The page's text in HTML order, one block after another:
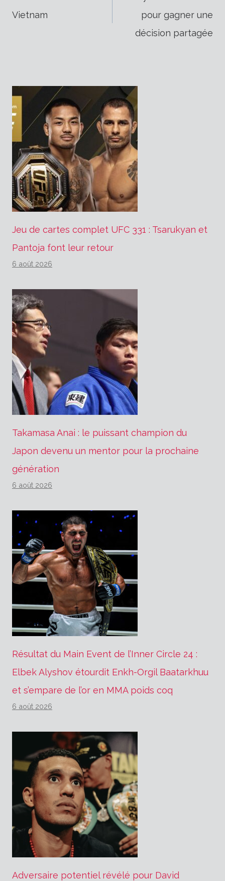
l’article
Vietnam
pour gagner une
décision partagée
Jeu de cartes complet UFC 331 : Tsarukyan et
Pantoja font leur retour
6 août 2026
Takamasa Anai : le puissant champion du
Japon devenu un mentor pour la prochaine
génération
6 août 2026
Résultat du Main Event de l’Inner Circle 24 :
Elbek Alyshov étourdit Enkh-Orgil Baatarkhuu
et s’empare de l’or en MMA poids coq
6 août 2026
Adversaire potentiel révélé pour David